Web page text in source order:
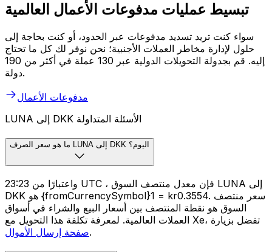
تبسيط عمليات مدفوعات الأعمال العالمية
سواء كنت تريد تسديد مدفوعات عبر الحدود، أو كنت بحاجة إلى
حلول لإدارة مخاطر العملات الأجنبية؛ نحن نوفر لك كل ما تحتاج
إليه. قم بجدولة التحويلات الدولية عبر 130 عملة في أكثر من 190
دولة.
مدفوعات الأعمال
LUNA إلى DKK الأسئلة المتداولة
ما هو سعر الصرف LUNA إلى DKK اليوم؟
واعتبارًا من 23:23 UTC ، فإن معدل منتصف السوق LUNA إلى
DKK هو {fromCurrencySymbol}1 = kr0.3554. سعر منتصف
السوق هو نقطة المنتصف بين أسعار البيع والشراء في أسواق
العملات العالمية. لمعرفة تكلفة هذا التحويل مع Xe، تفضل بزيارة
صفحة إرسال الأموال.